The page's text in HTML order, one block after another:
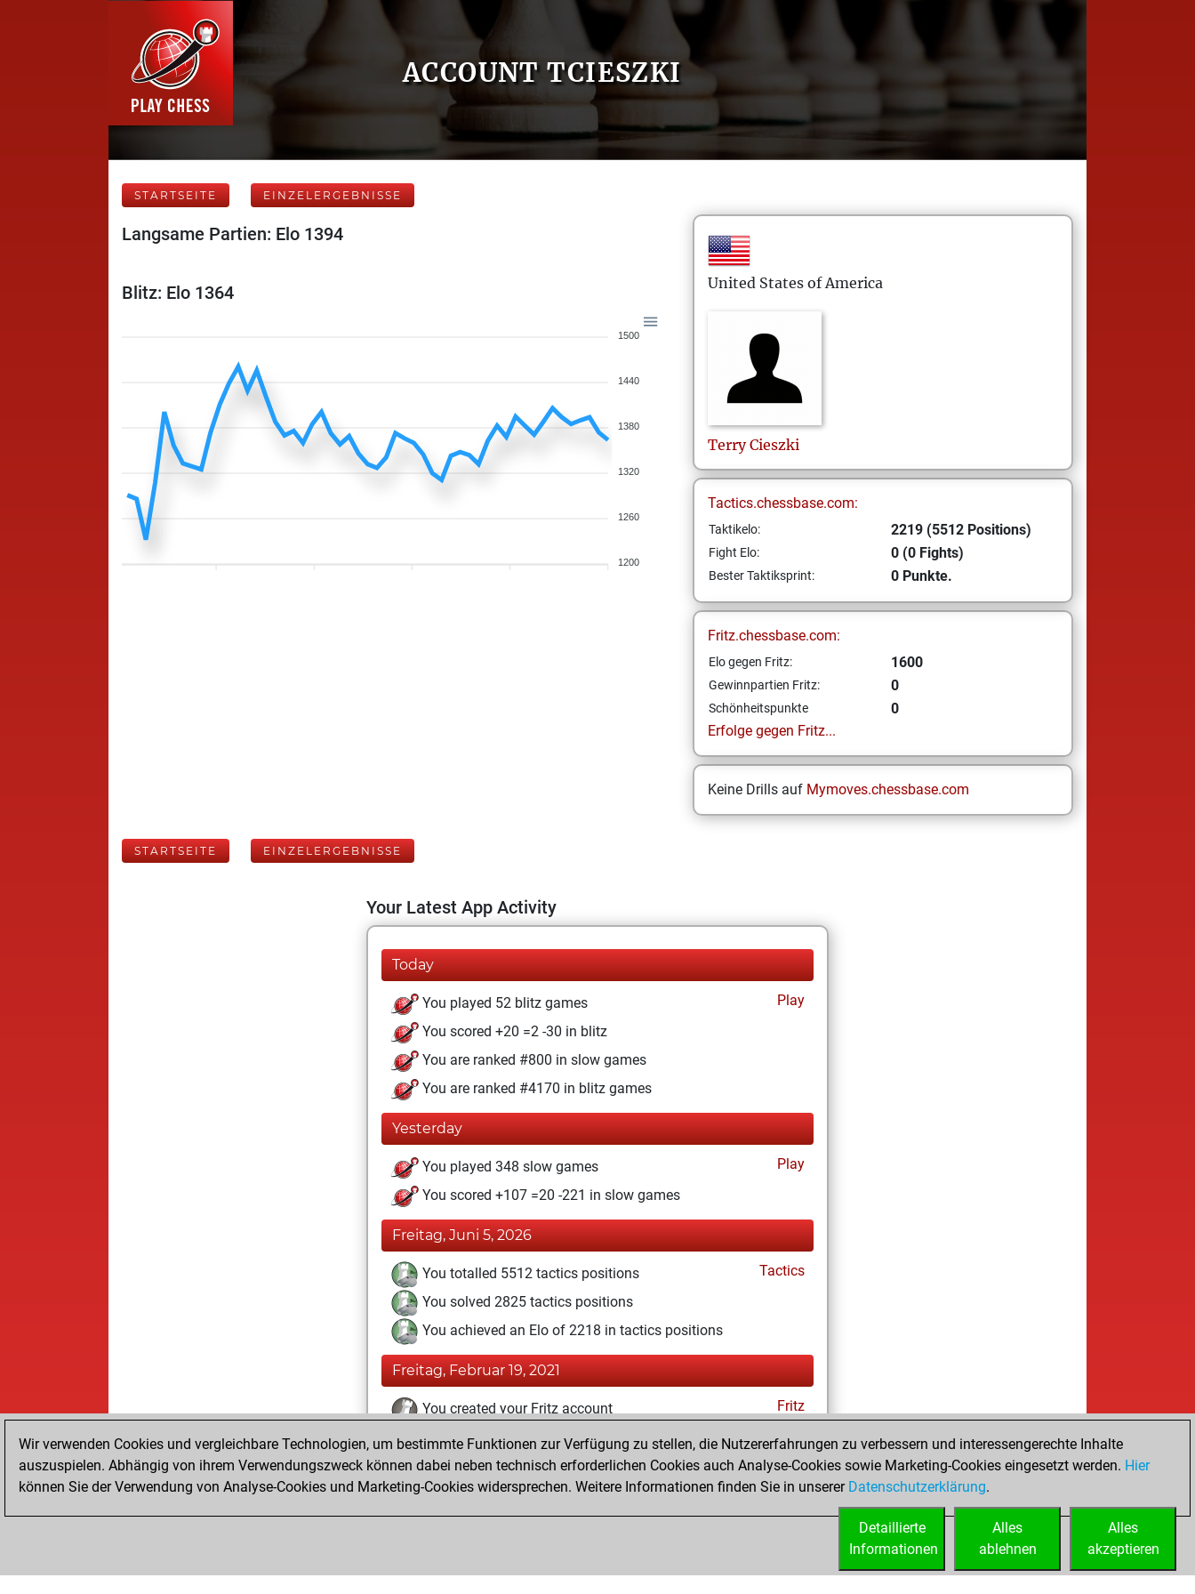
ACCOUNT TCIESZKI
STARTSEITE EINZELERGEBNISSE
Langsame Partien: Elo 1394
Blitz: Elo 1364
1500
1440
1380
1320
1260
1200
United States of America
Terry Cieszki
Tactics.chessbase.com:
Taktikelo: 2219 (5512 Positions)
Fight Elo: 0 (0 Fights)
Bester Taktiksprint: 0 Punkte.
Fritz.chessbase.com:
Elo gegen Fritz: 1600
Gewinnpartien Fritz: 0
Schönheitspunkte
0
Erfolge gegen Fritz...
Keine Drills auf Mymoves.chessbase.com
STARTSEITE EINZELERGEBNISSE
Your Latest App Activity
Today
You played 52 blitz games
Play
You scored +20 =2 -30 in blitz
You are ranked #800 in slow games
You are ranked #4170 in blitz games
Yesterday
You played 348 slow games
Play
You scored +107 =20 -221 in slow games
Freitag, Juni 5, 2026
You totalled 5512 tactics positions
Tactics
You solved 2825 tactics positions
You achieved an Elo of 2218 in tactics positions
Freitag, Februar 19, 2021
You created your Fritz account Fritz
Samstag, Februar 21, 2015
You created your Play account Play
Wir verwenden Cookies und vergleichbare Technologien, um bestimmte Funktionen zur Verfügung zu stellen, die Nutzererfahrungen zu verbessern und interessengerechte Inhalte
auszuspielen. Abhängig von ihrem Verwendungszweck können dabei neben technisch erforderlichen Cookies auch Analyse-Cookies sowie Marketing-Cookies eingesetzt werden. Hier
können Sie der Verwendung von Analyse-Cookies und Marketing-Cookies widersprechen. Weitere Informationen finden Sie in unserer Datenschutzerklärung.
Alles
akzeptieren
Alles
ablehnen
Detaillierte
Informationen